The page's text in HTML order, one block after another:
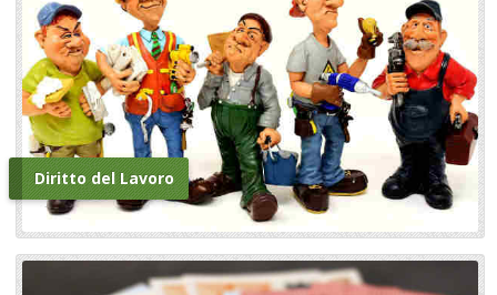
Diritto del Lavoro